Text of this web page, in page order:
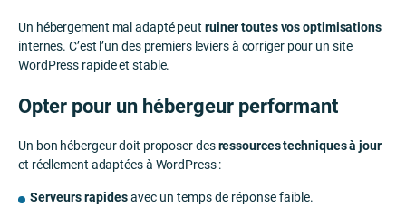
Un hébergement mal adapté peut ruiner toutes vos optimisations
internes. C’est l’un des premiers leviers à corriger pour un site
WordPress rapide et stable.
Opter pour un hébergeur performant
Un bon hébergeur doit proposer desressources techniques à jour
et réellement adaptées à WordPress :
Serveurs rapidesavec un temps de réponse faible.